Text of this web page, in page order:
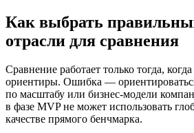
Как выбрать
отрасли для сравнения
Сравнение работает только тогда,
ориентиры. Ошибка —
по масштабу или бизнес-модели
в фазе MVP не может использовать
качестве прямого бенчмарка.